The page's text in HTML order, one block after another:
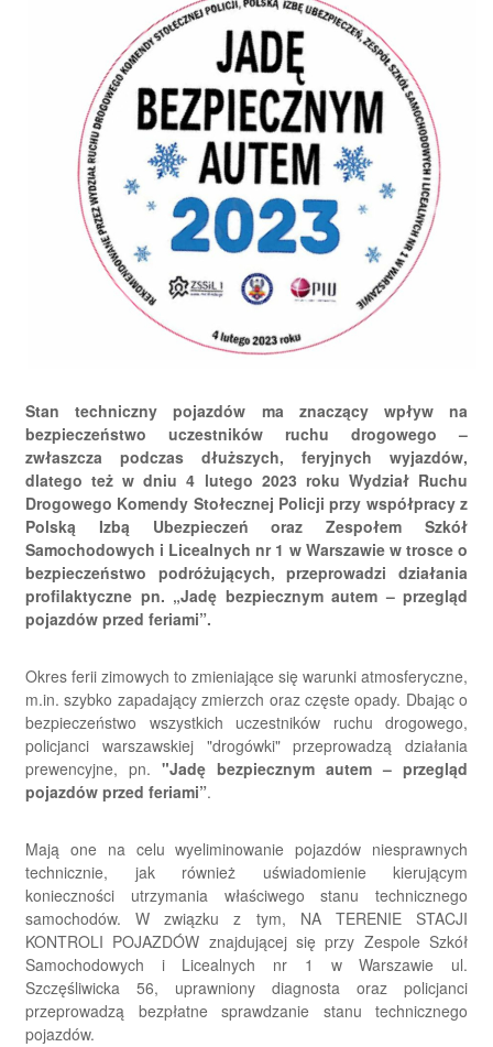
Stan techniczny pojazdów ma znaczący wpływ na
bezpieczeństwo uczestników ruchu drogowego –
zwłaszcza podczas dłuższych, feryjnych wyjazdów,
dlatego też w dniu 4 lutego 2023 roku Wydział Ruchu
Drogowego Komendy Stołecznej Policji przy współpracy z
Polską Izbą Ubezpieczeń oraz Zespołem Szkół
Samochodowych i Licealnych nr 1 w Warszawie w trosce o
bezpieczeństwo podróżujących, przeprowadzi działania
profilaktyczne pn. „Jadę bezpiecznym autem – przegląd
pojazdów przed feriami”.
Okres ferii zimowych to zmieniające się warunki atmosferyczne,
m.in. szybko zapadający zmierzch oraz częste opady. Dbając o
bezpieczeństwo wszystkich uczestników ruchu drogowego,
policjanci warszawskiej "drogówki" przeprowadzą działania
prewencyjne, pn. "Jadę bezpiecznym autem – przegląd
pojazdów przed feriami”.
Mają one na celu wyeliminowanie pojazdów niesprawnych
technicznie, jak również uświadomienie kierującym
konieczności utrzymania właściwego stanu technicznego
samochodów. W związku z tym, NA TERENIE STACJI
KONTROLI POJAZDÓW znajdującej się przy Zespole Szkół
Samochodowych i Licealnych nr 1 w Warszawie ul.
Szczęśliwicka 56, uprawniony diagnosta oraz policjanci
przeprowadzą bezpłatne sprawdzanie stanu technicznego
pojazdów.